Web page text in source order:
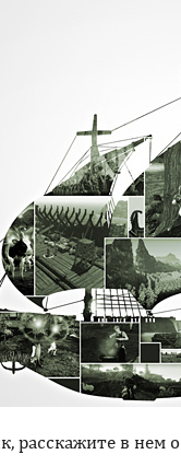
расскажите в нем